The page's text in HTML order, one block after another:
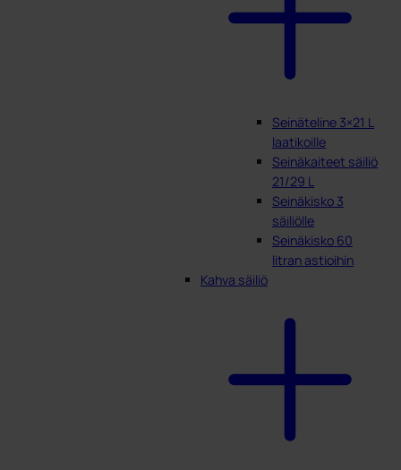
Seinäteline 3×21 L
laatikoille
Seinäkaiteet säiliö
21/29 L
Seinäkisko 3
säiliölle
Seinäkisko 60
litran astioihin
Kahva säiliö